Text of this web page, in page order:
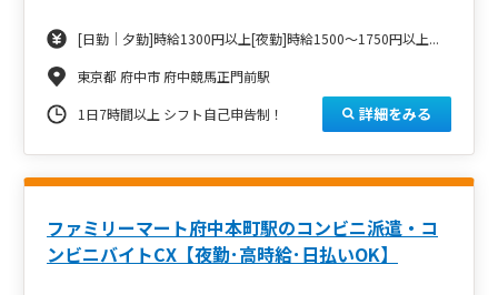
[日勤｜夕勤]時給1300円以上[夜勤]時給1500～1750円以上...
東京都 府中市 府中競馬正門前駅
1日7時間以上 シフト自己申告制！
詳細をみる
ファミリーマート府中本町駅のコンビニ派遣・コ
ンビニバイトCX【夜勤･高時給･日払いOK】